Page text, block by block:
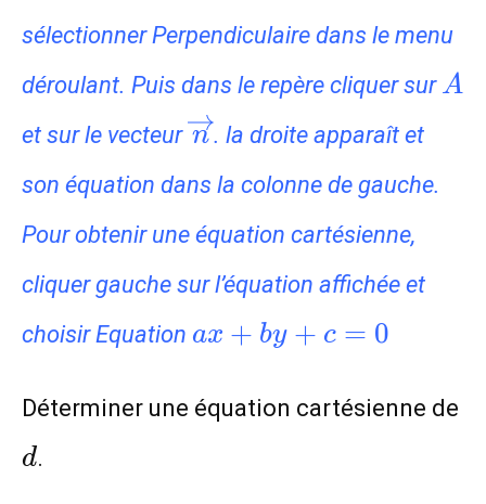
sélectionner Perpendiculaire dans le menu
déroulant. Puis dans le repère cliquer sur A
A
et sur le vecteur\overrightarrow{n}
n. la droite apparaît et
son équation dans la colonne de gauche.
Pour obtenir une équation cartésienne,
cliquer gauche sur l’équation affichée et
choisir Equation ax+by+c=0
ax + by + c = 0
Déterminer une équation cartésienne de
d.